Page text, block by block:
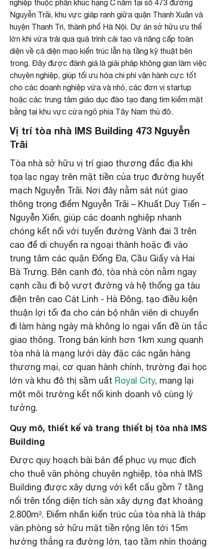
nghiệp thuộc phân khúc hạng C nằm tại số 473 đường
Nguyễn Trãi, khu vực giáp ranh giữa quận Thanh Xuân và
huyện Thanh Trì, thành phố Hà Nội. Dự án sở hữu ưu thế
lớn khi vừa trải qua quá trình cải tạo và nâng cấp toàn
diện về cả diện mạo kiến trúc lẫn hạ tầng kỹ thuật bên
trong. Đây được đánh giá là giải pháp không gian làm việc
chuyên nghiệp, giúp tối ưu hóa chi phí vận hành cực tốt
cho các doanh nghiệp vừa và nhỏ, các đơn vị startup
hoặc các trung tâm giáo dục đào tạo đang tìm kiếm mặt
bằng tại khu vực cửa ngõ phía Tây Nam thủ đô.
Vị trí tòa nhà IMS Building 473 Nguyễn
Trãi
Tòa nhà sở hữu vị trí giao thương đắc địa khi
tọa lạc ngay trên mặt tiền của trục đường huyết
mạch Nguyễn Trãi. Nơi đây nằm sát nút giao
thông trọng điểm Nguyễn Trãi – Khuất Duy Tiến –
Nguyễn Xiển, giúp các doanh nghiệp nhanh
chóng kết nối với tuyến đường Vành đai 3 trên
cao để di chuyển ra ngoại thành hoặc đi vào
trung tâm các quận Đống Đa, Cầu Giấy và Hai
Bà Trưng. Bên cạnh đó, tòa nhà còn nằm ngay
cạnh cầu đi bộ vượt đường và hệ thống ga tàu
điện trên cao Cát Linh - Hà Đông, tạo điều kiện
thuận lợi tối đa cho cán bộ nhân viên di chuyển
đi làm hàng ngày mà không lo ngại vấn đề ùn tắc
giao thông. Trong bán kính hơn 1km xung quanh
tòa nhà là mạng lưới dày đặc các ngân hàng
thương mại, cơ quan hành chính, trường đại học
lớn và khu đô thị sầm uất Royal City, mang lại
một môi trường kết nối kinh doanh vô cùng lý
tưởng.
Quy mô, thiết kế và trang thiết bị tòa nhà IMS
Building
Được quy hoạch bài bản để phục vụ mục đích
cho thuê văn phòng chuyên nghiệp, tòa nhà IMS
Building được xây dựng với kết cấu gồm 7 tầng
nổi trên tổng diện tích sàn xây dựng đạt khoảng
2.800m². Điểm nhấn kiến trúc của tòa nhà là tháp
văn phòng sở hữu mặt tiền rộng lên tới 15m
hướng thẳng ra đường lớn, tạo tầm nhìn thoáng